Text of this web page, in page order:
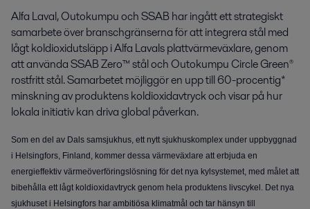
Alfa Laval, Outokumpu och SSAB har ingått ett strategiskt
samarbete över branschgränserna för att integrera stål med
lågt koldioxidutsläpp i Alfa Lavals plattvärmeväxlare, genom
att använda SSAB Zero™ stål och Outokumpu Circle Green®
rostfritt stål. Samarbetet möjliggör en upp till 60-procentig*
minskning av produktens koldioxidavtryck och visar på hur
lokala initiativ kan driva global påverkan.
Som en del av Dals samsjukhus, ett nytt sjukhuskomplex under uppbyggnad
i Helsingfors, Finland, kommer dessa värmeväxlare att erbjuda en
energieffektiv värmeöverföringslösning för det nya kylsystemet, med målet att
bibehålla ett lågt koldioxidavtryck genom hela produktens livscykel. Det nya
sjukhuset i Helsingfors har ambitiösa klimatmål och tar hänsyn till